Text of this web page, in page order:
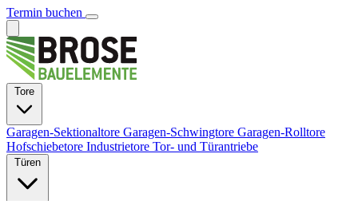
Termin buchen
Garagen-Sektionaltore Garagen-Schwingtore Garagen-Rolltore
Hofschiebetore Industrietore Tor- und Türantriebe